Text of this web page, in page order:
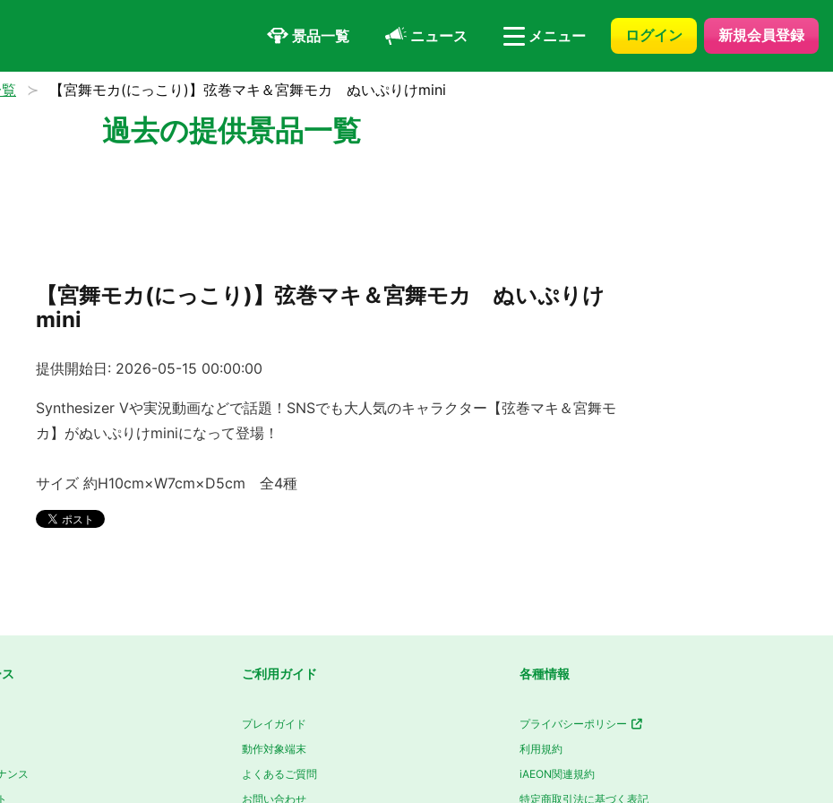
景品一覧 ニュース メニュー ログイン 新規会員登録
【宮舞モカ(にっこり)】弦巻マキ＆宮舞モカ ぬいぷりけmini
過去の提供景品一覧
【宮舞モカ(にっこり)】弦巻マキ＆宮舞モカ ぬいぷりけ
mini
提供開始日: 2026-05-15 00:00:00
Synthesizer Vや実況動画などで話題！SNSでも大人気のキャラクター【弦巻マキ＆宮舞モ
カ】がぬいぷりけminiになって登場！
サイズ 約H10cm×W7cm×D5cm 全4種
ンス
ご利用ガイド
プレイガイド
動作対象端末
よくあるご質問
お問い合わせ
各種情報
プライバシーポリシー
利用規約
iAEON関連規約
特定商取引法に基づく表記